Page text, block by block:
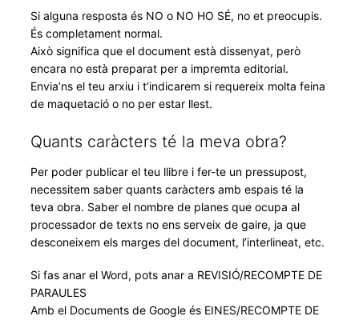
Si alguna resposta és NO o NO HO SÉ, no et preocupis.
És completament normal.
Això significa que el document està dissenyat, però
encara no està preparat per a impremta editorial.
Envia’ns el teu arxiu i t’indicarem si requereix molta feina
de maquetació o no per estar llest.
Quants caràcters té la meva obra?
Per poder publicar el teu llibre i fer-te un pressupost,
necessitem saber quants caràcters amb espais té la
teva obra. Saber el nombre de planes que ocupa al
processador de texts no ens serveix de gaire, ja que
desconeixem els marges del document, l’interlineat, etc.
Si fas anar el Word, pots anar a REVISIÓ/RECOMPTE DE
PARAULES
Amb el Documents de Google és EINES/RECOMPTE DE